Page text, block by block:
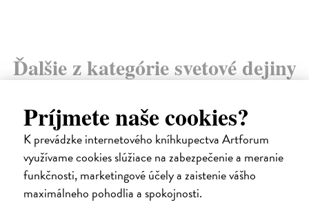
Príjmete naše cookies?
K prevádzke internetového kníhkupectva Artforum
využívame cookies slúžiace na zabezpečenie a meranie
funkčnosti, marketingové účely a zaistenie vášho
maximálneho pohodlia a spokojnosti.
Ďalšie z kategórie svetové dejiny
novinka